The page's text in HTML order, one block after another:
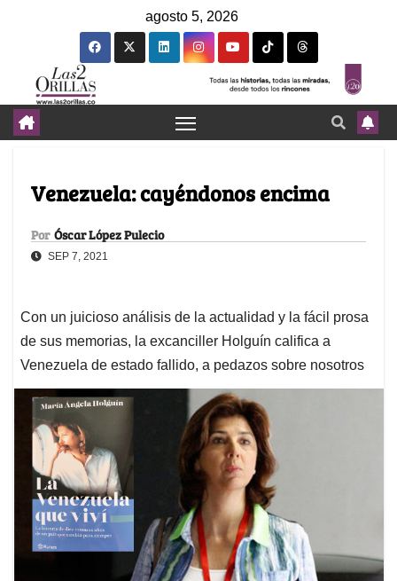
agosto 5, 2026
Venezuela: cayéndonos encima
Por Óscar López Pulecio
SEP 7, 2021
Con un juicioso análisis de la actualidad y la fácil prosa
de sus memorias, la excanciller Holguín califica a
Venezuela de estado fallido, a pedazos sobre nosotros